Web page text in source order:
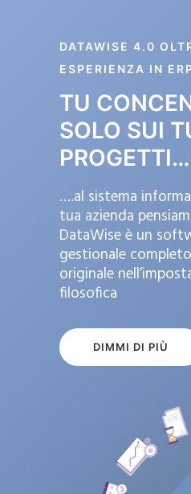
DATAWISE 4.0
ESPERIENZA IN
TU
SOLO SUI
PROGETTI…
….al sistema
tua azienda
DataWise è un
gestionale
originale
filosofica
DIMMI DI PIÙ